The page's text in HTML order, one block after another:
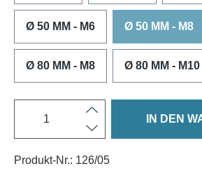
Ø 50 MM - M6 Ø 50 MM - M8
Ø 80 MM - M8 Ø 80 MM - M10
IN DEN
Produkt-Nr.: 126/05